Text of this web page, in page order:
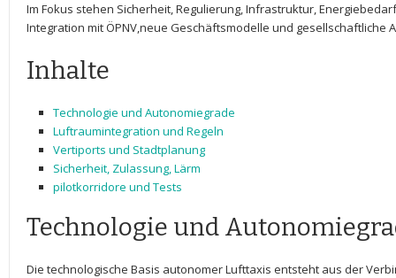
Im Fokus stehen Sicherheit, Regulierung, Infrastruktur,
Integration mit ‌ÖPNV,neue Geschäftsmodelle und gesellschaftliche
Inhalte
Technologie​ und Autonomiegrade
Luftraumintegration ‌und Regeln
Vertiports und Stadtplanung
Sicherheit, Zulassung, Lärm
pilotkorridore und Tests
Technologie und
Die technologische Basis autonomer Lufttaxis entsteht aus der